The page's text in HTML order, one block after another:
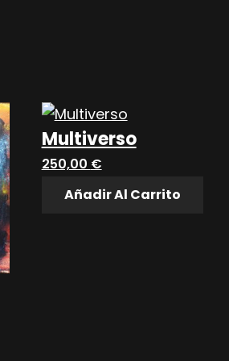
Multiverso
250,00 €
Añadir Al Carrito